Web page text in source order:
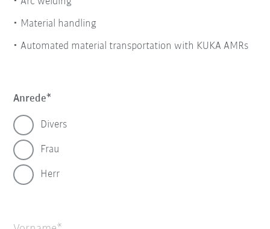
Material handling
Automated material transportation with KUKA AMRs
Anrede
Divers
Frau
Herr